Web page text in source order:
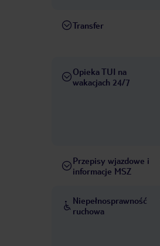
Transfer
Opieka TUI na
wakacjach 24/7
Przepisy wjazdowe i
informacje MSZ
Niepełnosprawność
ruchowa